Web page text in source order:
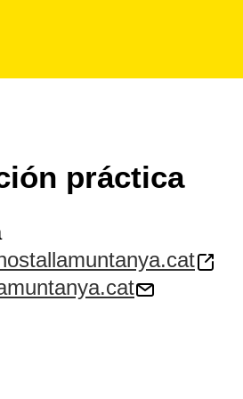
práctica